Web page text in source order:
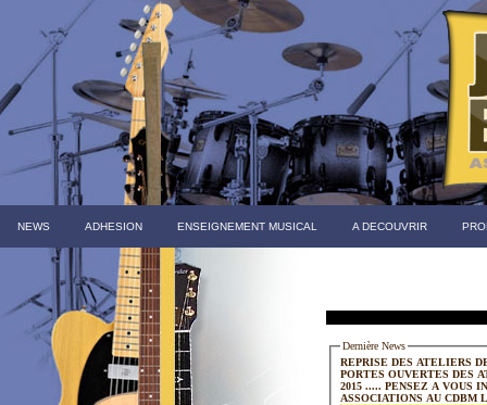
NEWS ADHESION ENSEIGNEMENT MUSICAL A DECOUVRIR
Dernière News
REPRISE DES ATELIERS
PORTES OUVERTES DES
2015 ..... PENSEZ A VOUS INSCRIRE AVANT LE CARREFOUR DES
ASSOCIATIONS AU CDBM